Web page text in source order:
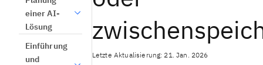
einer AI-
Lösung
Einführung
und
Letzte Aktualisierung: 21. Jan. 2026